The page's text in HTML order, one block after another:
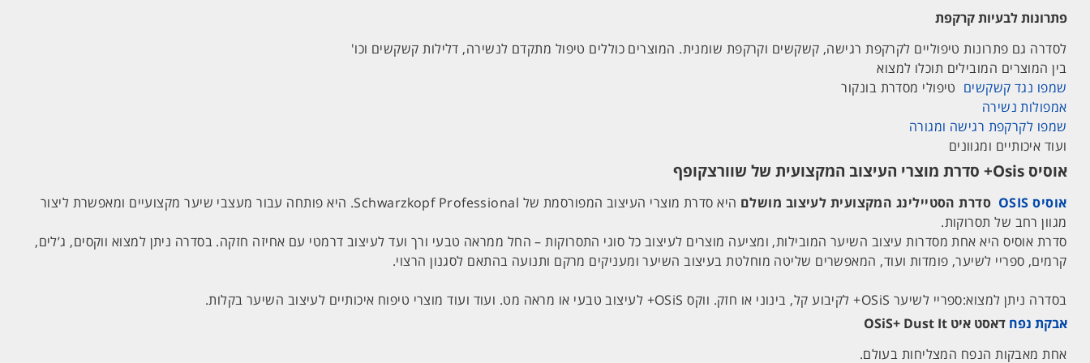
פתרונות לבעיות קרקפת
לסדרה גם פתרונות טיפוליים לקרקפת רגישה, קשקשים וקרקפת שומנית. המוצרים כוללים טיפול מתקדם לנשירה, דלילות קשקשים וכו'
בין המוצרים המובילים תוכלו למצוא
שמפו נגד קשקשים טיפולי מסדרת בונקור
אמפולות נשירה
שמפו לקרקפת רגישה ומגורה
ועוד איכותיים ומגוונים
אוסיס Osis+ סדרת מוצרי העיצוב המקצועית של שוורצקופף
אוסיס OSIS סדרת הסטיילינג המקצועית לעיצוב מושלם
היא סדרת מוצרי העיצוב המפורסמת של Schwarzkopf Professional. היא פותחה עבור מעצבי שיער מקצועיים ומאפשרת ליצור
מגוון רחב של תסרוקות.
סדרת אוסיס היא אחת מסדרות עיצוב השיער המובילות, ומציעה מוצרים לעיצוב כל סוגי התסרוקות – החל ממראה טבעי ורך ועד לעיצוב דרמטי עם אחיזה חזקה. בסדרה ניתן למצוא ווקסים, ג’לים,
קרמים, ספריי לשיער, פומדות ועוד, המאפשרים שליטה מוחלטת בעיצוב השיער ומעניקים מרקם ותנועה בהתאם לסגנון הרצוי.
בסדרה ניתן למצוא:ספריי לשיער OSiS+ לקיבוע קל, בינוני או חזק. ווקס OSiS+ לעיצוב טבעי או מראה מט. ועוד ועוד מוצרי טיפוח איכותיים לעיצוב השיער בקלות.
אבקת נפח דאסט איט OSiS+ Dust It
אחת מאבקות הנפח המצליחות בעולם.